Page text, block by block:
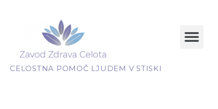
CELOSTNA POMOČ LJUDEM V STISKI